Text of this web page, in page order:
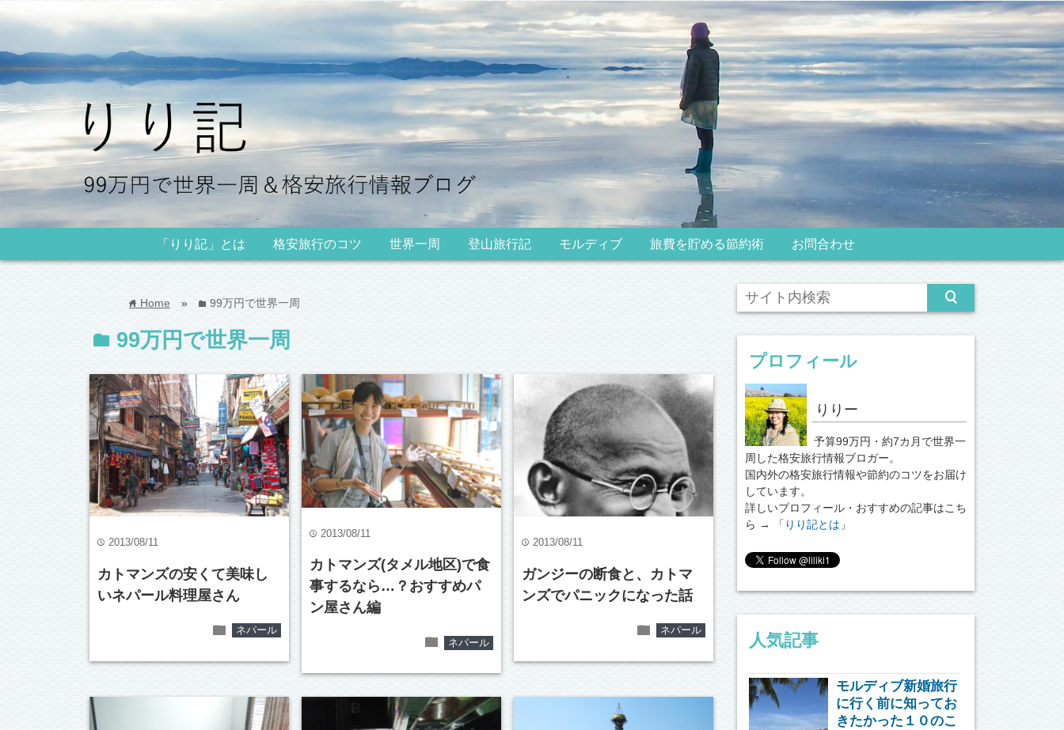
「りり記」とは 格安旅行のコツ 世界一周 登山旅行記 モルディブ 旅費を貯める節約術 お問合わせ
home Home » folder 99万円で世界一周
folder 99万円で世界一周
time 2013/08/11
カトマンズの安くて美味し
いネパール料理屋さん
folder ネパール
time 2013/08/11
カトマンズ(タメル地区)で食
事するなら…？おすすめパ
ン屋さん編
folder ネパール
time 2013/08/11
ガンジーの断食と、カトマ
ンズでパニックになった話
folder ネパール
プロフィール
りりー
予算99万円・約7カ月で世界一
周した格安旅行情報ブロガー。
国内外の格安旅行情報や節約のコツをお届け
しています。
詳しいプロフィール・おすすめの記事はこち
ら → 「 りり記とは 」
人気記事
モルディブ新婚旅行
に行く前に知ってお
きたかった１０のこ